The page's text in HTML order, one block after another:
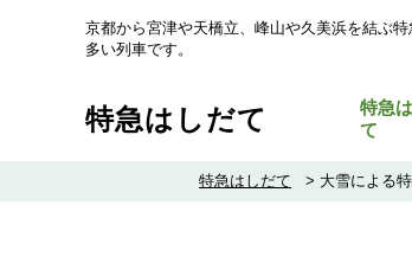
京都から宮津や天橋立、峰山や久美浜を結ぶ
多い列車です。
特急はしだて
特急
て
特急はしだて > 大雪による